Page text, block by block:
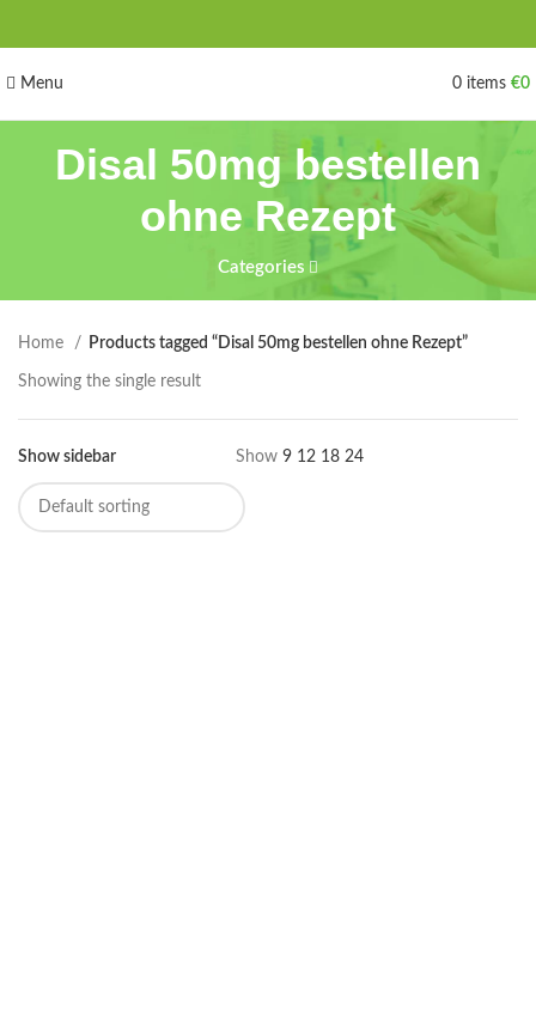
Menu 0 items €0
Disal 50mg bestellen
ohne Rezept
Categories
Home Products tagged “Disal 50mg bestellen ohne Rezept”
Showing the single result
Show sidebar Show 9 12 18 24